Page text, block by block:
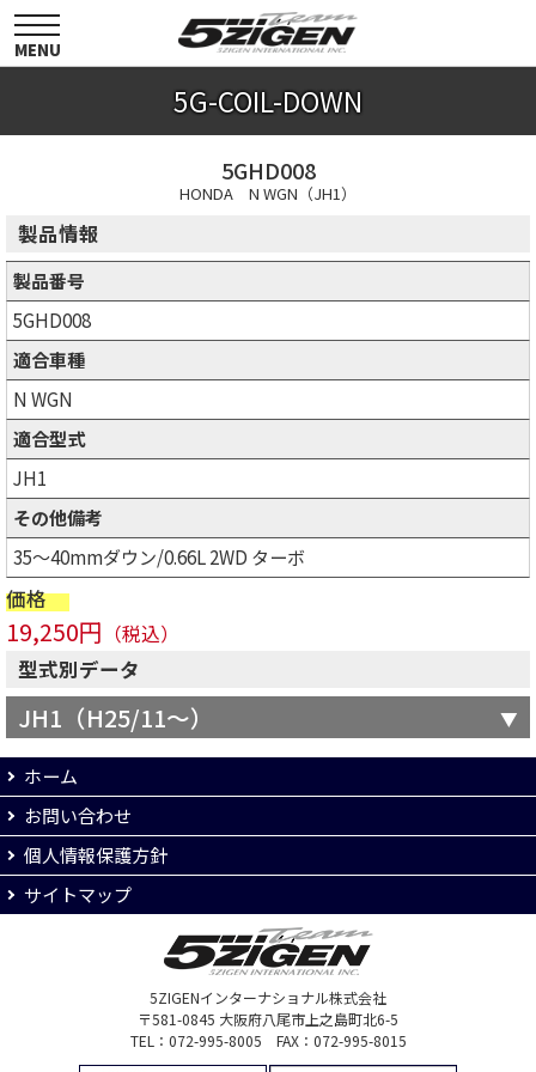
toggle
navigation
MENU
5G-COIL-DOWN
5GHD008
HONDA N WGN（JH1）
製品情報
製品番号
5GHD008
適合車種
N WGN
適合型式
JH1
その他備考
35～40mmダウン/0.66L 2WD ターボ
価格
19,250円 （税込）
型式別データ
JH1（H25/11～）
ホーム
お問い合わせ
個人情報保護方針
サイトマップ
5ZIGENインターナショナル株式会社
〒581-0845 大阪府八尾市上之島町北6-5
TEL：072-995-8005 FAX：072-995-8015